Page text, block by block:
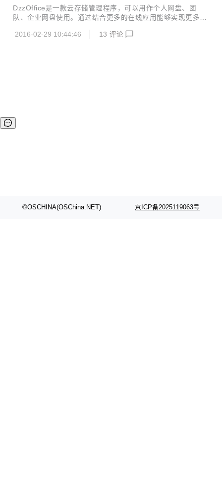
陆到任务板中，无其他功能干扰，最大限度的使用轻量化。 D
zzOffice与企业微信、钉钉结合使用，扩展移动办公和沟通能
于通用类型的办公应用并开源发布，您可以放心使用并在其之
DzzOffice是一款云存储管理程序，可以用作个人网盘、团
队、企业网盘使用。通过结合更多的在线应用能够实现更多的
www.dzzoffice.com/intro/index.html DzzOffice1.2.5主要更
2016-02-29 10:44:46 13 评论
©OSCHINA(OSChina.NET) 京ICP备2025119063号